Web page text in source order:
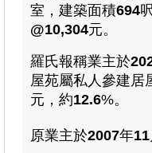
室 ， 建築面積694
@10,304元。
羅氏報稱業主於
屋苑屬私人參建居
元， 約12.6%。
原業主於2007年11